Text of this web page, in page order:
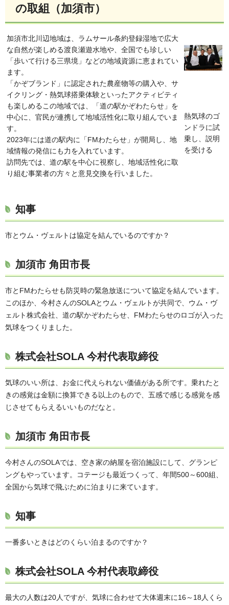
の取組（加須市）
加須市北川辺地域は、ラムサール条約登録湿地で広大
な自然が楽しめる渡良瀬遊水地や、全国でも珍しい
「歩いて行ける三県境」などの地域資源に恵まれてい
ます。
「かぞブランド」に認定された農産物等の購入や、サ
イクリング・熱気球搭乗体験といったアクティビティ
も楽しめるこの地域では、「道の駅かぞわたらせ」を
中心に、官民が連携して地域活性化に取り組んでいま
す。
2023年には道の駅内に「FMわたらせ」が開局し、地
域情報の発信にも力を入れています。
訪問先では、道の駅を中心に視察し、地域活性化に取
り組む事業者の方々と意見交換を行いました。
熱気球のゴ
ンドラに試
乗し、説明
を受ける
知事
市とウム・ヴェルトは協定を結んでいるのですか？
加須市 角田市長
市とFMわたらせも防災時の緊急放送について協定を結んでいます。
このほか、今村さんのSOLAとウム・ヴェルトが共同で、ウム・ヴ
ェルト株式会社、道の駅かぞわたらせ、FMわたらせのロゴが入った
気球をつくりました。
株式会社SOLA 今村代表取締役
気球のいい所は、お金に代えられない価値がある所です。乗れたと
きの感覚は金額に換算できる以上のもので、五感で感じる感覚を感
じさせてもらえるいいものだなと。
加須市 角田市長
今村さんのSOLAでは、空き家の納屋を宿泊施設にして、グランピ
ングもやっています。コテージも最近つくって、年間500～600組、
全国から気球で飛ぶために泊まりに来ています。
知事
一番多いときはどのくらい泊まるのですか？
株式会社SOLA 今村代表取締役
最大の人数は20人ですが、気球に合わせて大体週末に16～18人くら